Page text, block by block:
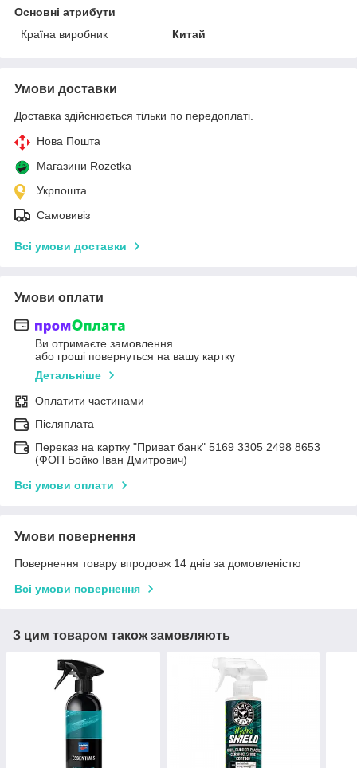
Основні атрибути
Країна виробник
Китай
Умови доставки
Доставка здійснюється тільки по передоплаті.
Нова Пошта
Магазини Rozetka
Укрпошта
Самовивіз
Всі умови доставки
Умови оплати
Ви отримаєте замовлення
або гроші повернуться на вашу картку
Детальніше
Оплатити частинами
Післяплата
Переказ на картку "Приват банк" 5169 3305 2498 8653
(ФОП Бойко Іван Дмитрович)
Всі умови оплати
Умови повернення
Повернення товару впродовж 14 днів за домовленістю
Всі умови повернення
З цим товаром також замовляють